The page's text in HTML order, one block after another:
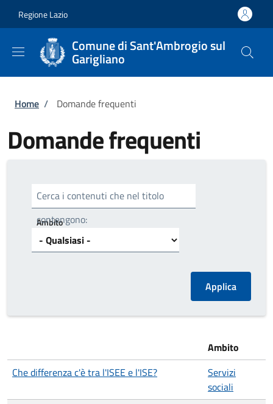
Regione Lazio
Comune di Sant'Ambrogio sul
Garigliano
Briciole di pane
Home / Domande frequenti
Domande frequenti
Cerca i contenuti che nel titolo
contengono:
Ambito
Ambito
Che differenza c'è tra l'ISEE e l'ISE?
Servizi
sociali